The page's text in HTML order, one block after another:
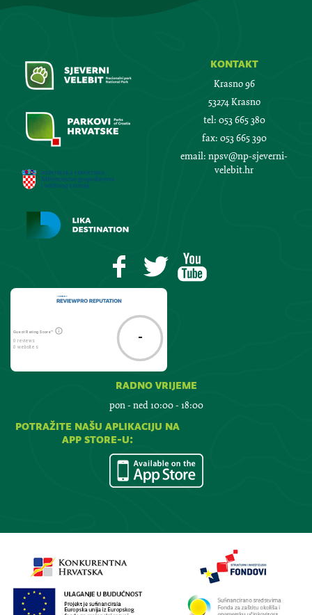
kontakt
Krasno 96
53274 Krasno
tel: 053 665 380
fax: 053 665 390
email: npsv@np-sjeverni-
velebit.hr
Guest Rating Score™
0 reviews
0 websites
-
radno vrijeme
pon - ned 10:00 - 18:00
potražite našu aplikaciju na
app store-u: